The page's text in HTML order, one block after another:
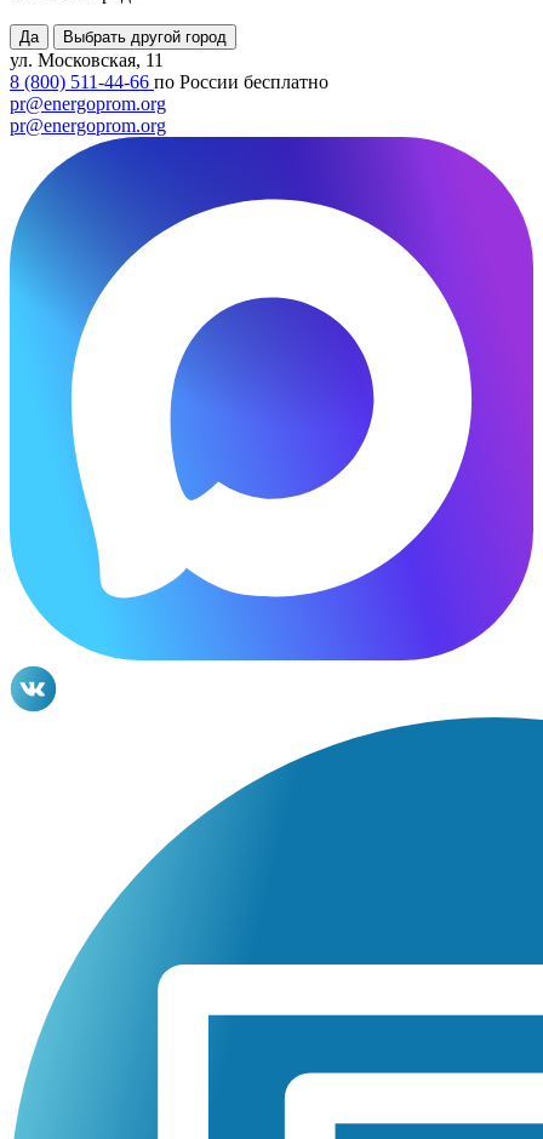
Да Выбрать другой город
ул. Московская, 11
8 (800) 511-44-66 по России бесплатно
pr@energoprom.org
pr@energoprom.org